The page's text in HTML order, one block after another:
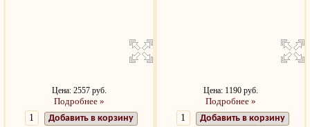
Цена: 2557 руб.
Подробнее »
Добавить в корзину
Цена: 1190 руб.
Подробнее »
Добавить в корзину